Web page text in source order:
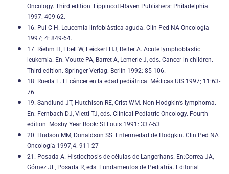
Oncology. Third edition. Lippincott-Raven Publishers: Philadelphia.
1997: 409-62.
16. Pui C-H. Leucemia linfoblástica aguda. Clín Ped NA Oncología
1997; 4: 849-64.
17. Riehm H, Ebell W, Feickert HJ, Reiter A. Acute lymphoblastic
leukemia. En: Voutte PA, Barret A, Lemerle J, eds. Cancer in children.
Third edition. Springer-Verlag: Berlín 1992: 85-106.
18. Rueda E. El cáncer en la edad pediátrica. Médicas UIS 1997; 11:63-
76
19. Sandlund JT, Hutchison RE, Crist WM. Non-Hodgkin’s lymphoma.
En: Fernbach DJ, Vietti TJ, eds. Clinical Pediatric Oncology. Fourth
edition. Mosby Year Book: St Louis 1991: 337-53
20. Hudson MM, Donaldson SS. Enfermedad de Hodgkin. Clin Ped NA
Oncología 1997;4: 911-27
21. Posada A. Histiocitosis de células de Langerhans. En:Correa JA,
Gómez JF, Posada R, eds. Fundamentos de Pediatría. Editorial